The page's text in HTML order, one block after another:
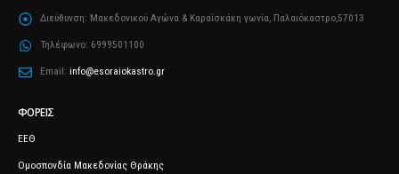
Διεύθυνση: Μακεδονικού Αγώνα & Καραΐσκάκη γωνία, Παλαιόκαστρο,57013
Τηλέφωνο: 6999501100
Email: info@esoraiokastro.gr
ΦΟΡΕΊΣ
ΕΕΘ
Ομοσπονδία Μακεδονίας Θράκης